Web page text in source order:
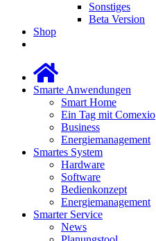
Sonstiges
Beta Version
Shop
Smarte Anwendungen
Smart Home
Ein Tag mit Comexio
Business
Energiemanagement
Smartes System
Hardware
Software
Bedienkonzept
Energiemanagement
Smarter Service
News